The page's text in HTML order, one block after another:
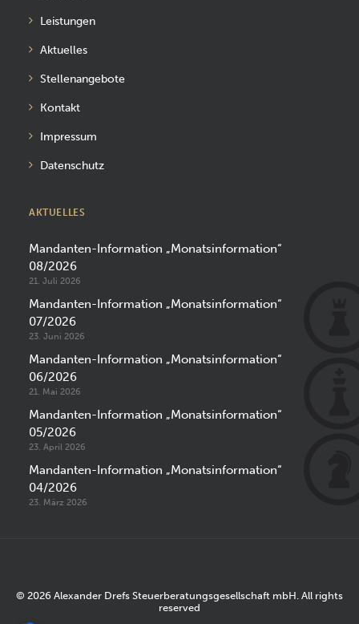
Leistungen
Aktuelles
Stellenangebote
Kontakt
Impressum
Datenschutz
AKTUELLES
Mandanten-Information „Monatsinformation“
08/2026
21. Juli 2026
Mandanten-Information „Monatsinformation“
07/2026
23. Juni 2026
Mandanten-Information „Monatsinformation“
06/2026
21. Mai 2026
Mandanten-Information „Monatsinformation“
05/2026
23. April 2026
Mandanten-Information „Monatsinformation“
04/2026
23. März 2026
© 2026 Alexander Drefs Steuerberatungsgesellschaft mbH. All rights
reserved